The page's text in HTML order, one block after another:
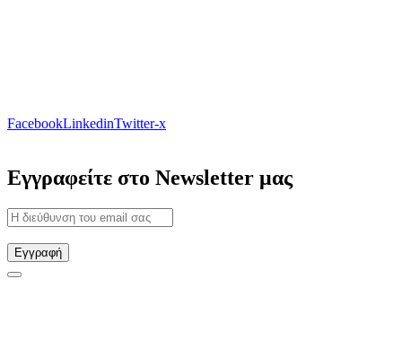
FacebookLinkedinTwitter-x
Εγγραφείτε στο Newsletter μας
Εγγραφή